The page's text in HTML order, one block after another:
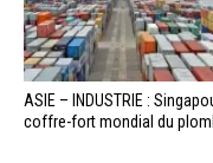
ASIE – INDUSTRIE :
coffre-fort mondial du